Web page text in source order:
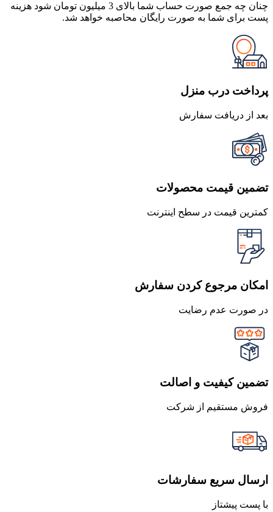
چنان چه جمع صورت حساب شما بالای 3 میلیون تومان شود هزینه
پست برای شما به صورت رایگان محاصبه خواهد شد.
پرداخت درب منزل
بعد از دریافت سفارش
تضمین قیمت محصولات
کمترین قیمت در سطح اینترنت
امکان مرجوع کردن سفارش
در صورت عدم رضایت
تضمین کیفیت و اصالت
فروش مستقیم از شرکت
ارسال سریع سفارشات
با پست پیشتاز